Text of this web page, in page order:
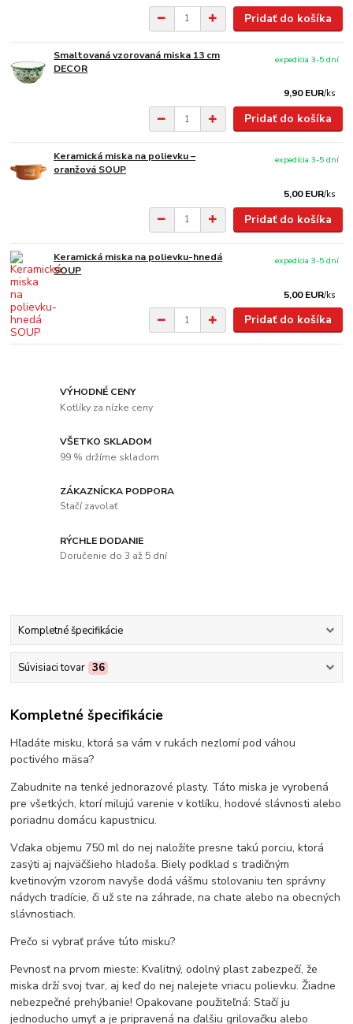
Pridať do košíka
Smaltovaná vzorovaná miska 13 cm
DECOR
9,90 EUR/ks
expedícia 3-5 dní
Pridať do košíka
Keramická miska na polievku –
oranžová SOUP
5,00 EUR/ks
expedícia 3-5 dní
Pridať do košíka
Keramická miska na polievku-hnedá
SOUP
5,00 EUR/ks
expedícia 3-5 dní
Pridať do košíka
VÝHODNÉ CENY
Kotlíky za nízke ceny
VŠETKO SKLADOM
99 % držíme skladom
ZÁKAZNÍCKA PODPORA
Stačí zavolať
RÝCHLE DODANIE
Doručenie do 3 až 5 dní
Kompletné špecifikácie
Súvisiaci tovar 36
Kompletné špecifikácie
Hľadáte misku, ktorá sa vám v rukách nezlomí pod váhou
poctivého mäsa?
Zabudnite na tenké jednorazové plasty. Táto miska je vyrobená
pre všetkých, ktorí milujú varenie v kotlíku, hodové slávnosti alebo
poriadnu domácu kapustnicu.
Vďaka objemu 750 ml do nej naložíte presne takú porciu, ktorá
zasýti aj najväčšieho hladoša. Biely podklad s tradičným
kvetinovým vzorom navyše dodá vášmu stolovaniu ten správny
nádych tradície, či už ste na záhrade, na chate alebo na obecných
slávnostiach.
Prečo si vybrať práve túto misku?
Pevnosť na prvom mieste: Kvalitný, odolný plast zabezpečí, že
miska drží svoj tvar, aj keď do nej nalejete vriacu polievku. Žiadne
nebezpečné prehýbanie! Opakovane použiteľná: Stačí ju
jednoducho umyť a je pripravená na ďalšiu grilovačku alebo